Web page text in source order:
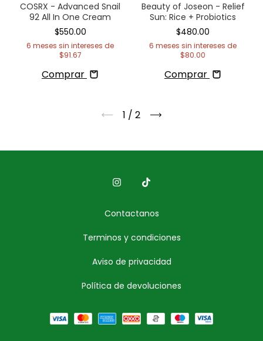
COSRX - Advanced Snail
92 All In One Cream
$550.00
6 meses sin intereses de
$91.67
Comprar
Beauty of Joseon - Relief
Sun: Rice + Probiotics
$480.00
6 meses sin intereses de
$80.00
Comprar
1 / 2
Contactanos
Terminos y condiciones
Aviso de privacidad
Política de devoluciones